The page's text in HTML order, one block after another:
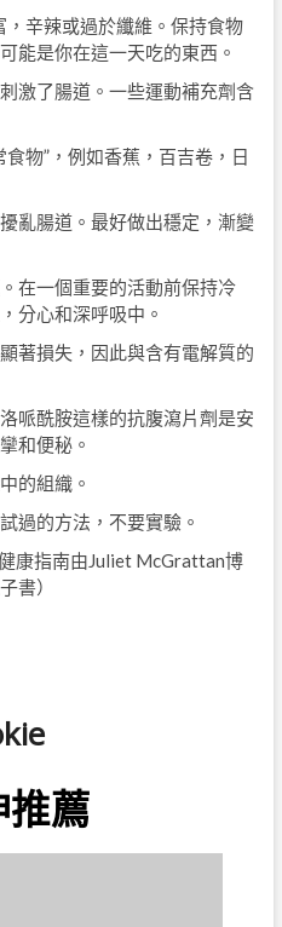
，辛辣或過於纖維。保持食物
能是你在這一天吃的東西。
激了腸道。一些運動補充劑含
物”，例如香蕉，百吉卷，日
亂腸道。最好做出穩定，漸變
在一個重要的活動前保持冷
分心和深呼吸中。
著損失，因此與含有電解質的
哌酰胺這樣的抗腹瀉片劑是安
和便秘。
的組織。
過的方法，不要實驗。
康指南由Juliet McGrattan博
書）
薦